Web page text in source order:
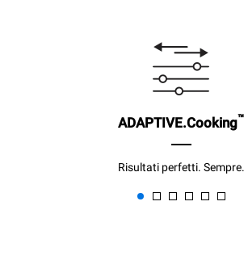
ADAPTIVE.Cooking™
Risultati perfetti. Sempre.